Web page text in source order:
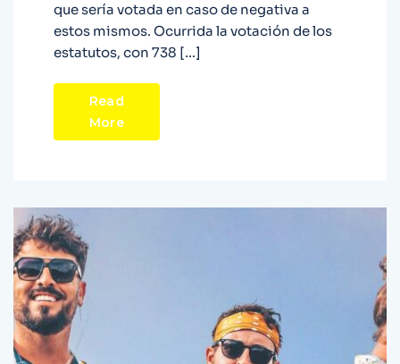
que sería votada en caso de negativa a
estos mismos. Ocurrida la votación de los
estatutos, con 738 […]
Read
More